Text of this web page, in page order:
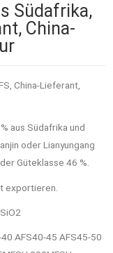
Südafrika,
China-
China-Lieferant,
aus Südafrika und
oder Lianyungang
Güteklasse 46 %.
exportieren.
AFS40-45 AFS45-50